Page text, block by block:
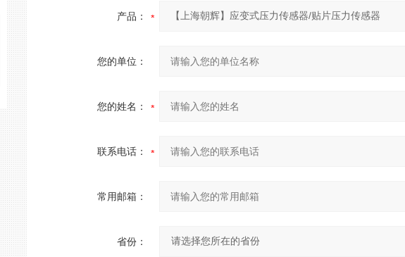
产品：
您的单位：
您的姓名：
联系电话：
常用邮箱：
省份：